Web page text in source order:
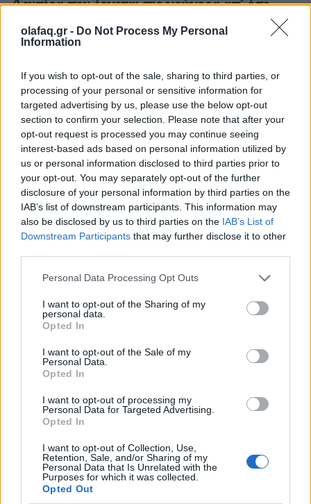
olafaq.gr - Do Not Process My Personal
Information
If you wish to opt-out of the sale, sharing to third parties, or
processing of your personal or sensitive information for
targeted advertising by us, please use the below opt-out
section to confirm your selection. Please note that after your
opt-out request is processed you may continue seeing
interest-based ads based on personal information utilized by
us or personal information disclosed to third parties prior to
your opt-out. You may separately opt-out of the further
disclosure of your personal information by third parties on the
IAB’s list of downstream participants. This information may
also be disclosed by us to third parties on the IAB’s List of
Downstream Participants that may further disclose it to other
Personal Data Processing Opt Outs
I want to opt-out of the Sharing of my
personal data.
Opted In
I want to opt-out of the Sale of my
Personal Data.
Opted In
I want to opt-out of processing my
Personal Data for Targeted Advertising.
Opted In
I want to opt-out of Collection, Use,
Retention, Sale, and/or Sharing of my
Personal Data that Is Unrelated with the
Purposes for which it was collected.
Opted Out
αντέχουμε
05.10.25
Ξεχνάμε ότι το «μέλλον» δεν έρχεται ποτέ μαζικά, με
ιπτάμενα αυτοκίνητα και ρομπότ-οικονόμους. Έρχεται
σιωπηλά, μέσα από μικρές συνήθειες που γίνονται εξαρτήσεις,
από αλγορίθμους που αποφασίζουν πριν
Η νέα πρόκληση της επιστήμης: Η ιατρική
μπαίνει στην τροχιά του διαστήματος
19.08.25
Από τον Διεθνή Διαστημικό Σταθμό έως τα εργαστήρια της
Γης, η απουσία βαρύτητας ανοίγει δρόμους για ανακαλύψεις
που μπορεί να αλλάξουν την ιατρική όπως τη γνωρίζουμε.
Από τον καρκίνο μέχρι τα φάρμακα